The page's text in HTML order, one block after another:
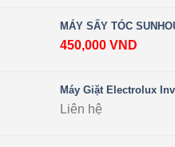
MÁY SẤY TÓC
450,000 VND
Máy Giặt Electrolux
Liên hệ